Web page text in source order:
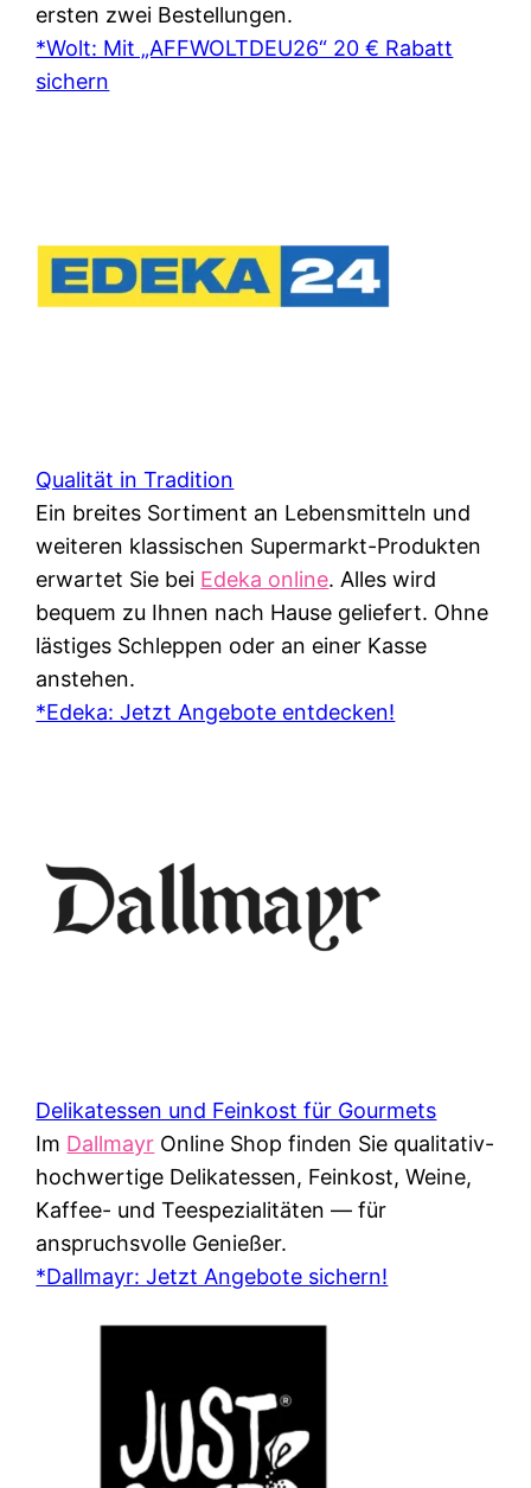
ersten zwei Bestellungen.
*Wolt: Mit „AFFWOLTDEU26“ 20 € Rabatt
sichern
Qualität in Tradition
Ein breites Sortiment an Lebensmitteln und
weiteren klassischen Supermarkt-Produkten
erwartet Sie bei Edeka online. Alles wird
bequem zu Ihnen nach Hause geliefert. Ohne
lästiges Schleppen oder an einer Kasse
anstehen.
*Edeka: Jetzt Angebote entdecken!
Delikatessen und Feinkost für Gourmets
Im Dallmayr Online Shop finden Sie qualitativ-
hochwertige Delikatessen, Feinkost, Weine,
Kaffee- und Teespezialitäten — für
anspruchsvolle Genießer.
*Dallmayr: Jetzt Angebote sichern!